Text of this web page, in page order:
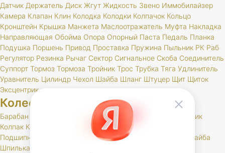
Датчик Держатель Диск Жгут Жидкость Звено Иммобилайзер
Камера Клапан Клин Колодка Колодки Колпачок Кольцо
Кронштейн Крышка Манжета Маслоотражатель Муфта Накладка
Направляющая Обойма Опора Опорный Паста Педаль Планка
Подушка Поршень Привод Проставка Пружина Пыльник РК Раб
Регулятор Резинка Рычаг Сектор Сигнальное Скоба Соединитель
Суппорт Тормоз Тормоза Тройник Трос Трубка Тяга Удлинитель
Уравнитель Цилиндр Чехол Шайба Шланг Штуцер Щит Щиток
Эксцентрик
Колеса и шины
Барабан Гайка Держатель
Золотник
Колпак Колпачок Кронштейн
Маслоотражатель
Подшипник
Сальник Стержень
Шайба
Шпилька